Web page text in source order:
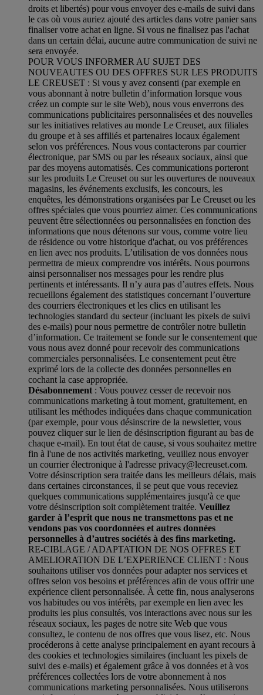
droits et libertés) pour vous envoyer des e-mails de suivi dans
le cas où vous auriez ajouté des articles dans votre panier sans
finaliser votre achat en ligne. Si vous ne finalisez pas l'achat
dans un certain délai, aucune autre communication de suivi ne
sera envoyée.
POUR VOUS INFORMER AU SUJET DES
NOUVEAUTES OU DES OFFRES SUR LES PRODUITS
LE CREUSET : Si vous y avez consenti (par exemple en
vous abonnant à notre bulletin d’information lorsque vous
créez un compte sur le site Web), nous vous enverrons des
communications publicitaires personnalisées et des nouvelles
sur les initiatives relatives au monde Le Creuset, aux filiales
du groupe et à ses affiliés et partenaires locaux également
selon vos préférences. Nous vous contacterons par courrier
électronique, par SMS ou par les réseaux sociaux, ainsi que
par des moyens automatisés. Ces communications porteront
sur les produits Le Creuset ou sur les ouvertures de nouveaux
magasins, les événements exclusifs, les concours, les
enquêtes, les démonstrations organisées par Le Creuset ou les
offres spéciales que vous pourriez aimer. Ces communications
peuvent être sélectionnées ou personnalisées en fonction des
informations que nous détenons sur vous, comme votre lieu
de résidence ou votre historique d'achat, ou vos préférences
en lien avec nos produits. L’utilisation de vos données nous
permettra de mieux comprendre vos intérêts. Nous pourrons
ainsi personnaliser nos messages pour les rendre plus
pertinents et intéressants. Il n’y aura pas d’autres effets. Nous
recueillons également des statistiques concernant l’ouverture
des courriers électroniques et les clics en utilisant les
technologies standard du secteur (incluant les pixels de suivi
des e-mails) pour nous permettre de contrôler notre bulletin
d’information. Ce traitement se fonde sur le consentement que
vous nous avez donné pour recevoir des communications
commerciales personnalisées. Le consentement peut être
exprimé lors de la collecte des données personnelles en
cochant la case appropriée.
Désabonnement : Vous pouvez cesser de recevoir nos
communications marketing à tout moment, gratuitement, en
utilisant les méthodes indiquées dans chaque communication
(par exemple, pour vous désinscrire de la newsletter, vous
pouvez cliquer sur le lien de désinscription figurant au bas de
chaque e-mail). En tout état de cause, si vous souhaitez mettre
fin à l'une de nos activités marketing, veuillez nous envoyer
un courrier électronique à l'adresse privacy@lecreuset.com.
Votre désinscription sera traitée dans les meilleurs délais, mais
dans certaines circonstances, il se peut que vous receviez
quelques communications supplémentaires jusqu'à ce que
votre désinscription soit complètement traitée. Veuillez
garder à l’esprit que nous ne transmettons pas et ne
vendons pas vos coordonnées et autres données
personnelles à d’autres sociétés à des fins marketing.
RE-CIBLAGE / ADAPTATION DE NOS OFFRES ET
AMELIORATION DE L’EXPERIENCE CLIENT : Nous
souhaitons utiliser vos données pour adapter nos services et
offres selon vos besoins et préférences afin de vous offrir une
expérience client personnalisée. À cette fin, nous analyserons
vos habitudes ou vos intérêts, par exemple en lien avec les
produits les plus consultés, vos interactions avec nous sur les
réseaux sociaux, les pages de notre site Web que vous
consultez, le contenu de nos offres que vous lisez, etc. Nous
procéderons à cette analyse principalement en ayant recours à
des cookies et technologies similaires (incluant les pixels de
suivi des e-mails) et également grâce à vos données et à vos
préférences collectées lors de votre abonnement à nos
communications marketing personnalisées. Nous utiliserons